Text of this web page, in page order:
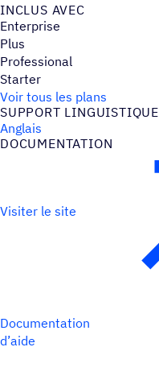
INCLUS AVEC
Enterprise
Plus
Professional
Starter
Voir tous les plans
SUPPORT LINGUIS­TIQUE
Anglais
DOCU­MEN­TA­TION
Visiter le site
Documentation
d’aide